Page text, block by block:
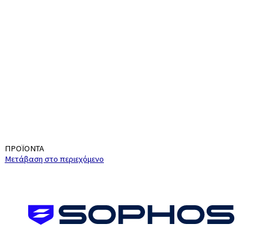
ΠΡΟΪΟΝΤΑ
Μετάβαση στο περιεχόμενο